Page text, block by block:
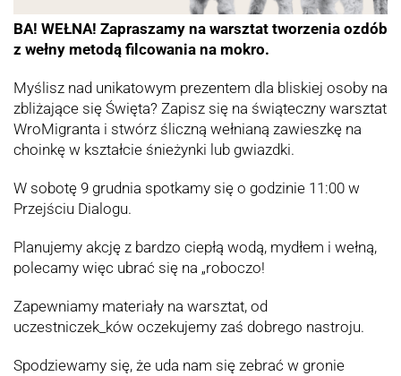
BA! WEŁNA! Zapraszamy na warsztat tworzenia ozdób
z wełny metodą filcowania na mokro.
Myślisz nad unikatowym prezentem dla bliskiej osoby na
zbliżające się Święta? Zapisz się na świąteczny warsztat
WroMigranta i stwórz śliczną wełnianą zawieszkę na
choinkę w kształcie śnieżynki lub gwiazdki.
W sobotę 9 grudnia spotkamy się o godzinie 11:00 w
Przejściu Dialogu.
Planujemy akcję z bardzo ciepłą wodą, mydłem i wełną,
polecamy więc ubrać się na „roboczo!
Zapewniamy materiały na warsztat, od
uczestniczek_ków oczekujemy zaś dobrego nastroju.
Spodziewamy się, że uda nam się zebrać w gronie